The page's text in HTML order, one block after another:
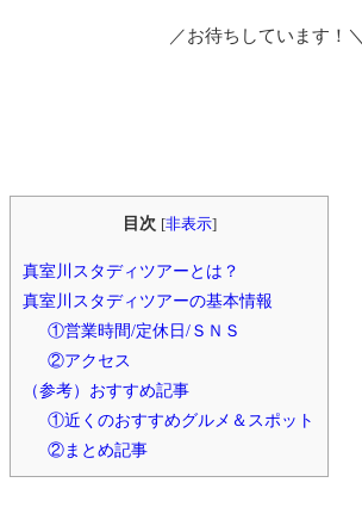
／お待ちしています！＼
目次 [非表示]
真室川スタディツアーとは？
真室川スタディツアーの基本情報
①営業時間/定休日/ＳＮＳ
②アクセス
（参考）おすすめ記事
①近くのおすすめグルメ＆スポット
②まとめ記事